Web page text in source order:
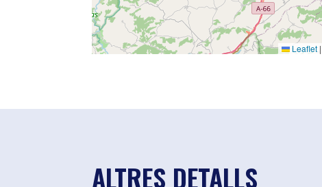
Leaflet |
ALTRES DETALLS